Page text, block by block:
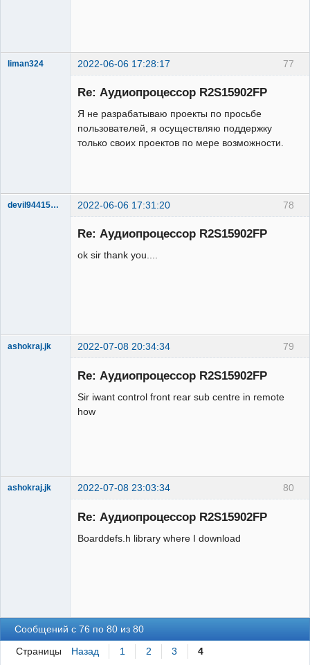
77
liman324 2022-06-06 17:28:17
Re: Аудиопроцессор R2S15902FP
Я не разрабатываю проекты по просьбе
пользователей, я осуществляю поддержку
только своих проектов по мере возможности.
78
devil94415@99088 2022-06-06 17:31:20
Re: Аудиопроцессор R2S15902FP
ok sir thank you....
79
ashokraj.jk 2022-07-08 20:34:34
Re: Аудиопроцессор R2S15902FP
Sir iwant control front rear sub centre in remote
how
80
ashokraj.jk 2022-07-08 23:03:34
Re: Аудиопроцессор R2S15902FP
Boarddefs.h library where I download
Сообщений с 76 по 80 из 80
Страницы Назад 1 2 3 4